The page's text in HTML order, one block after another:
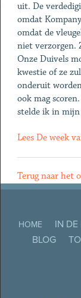
uit. De
omdat
omdat de
niet verzorgen.
Onze Duivels
kwestie of ze
onderuit
ook mag
stelde ik in
Lees De week
Terug naar het
HOME IN DE
BLOG